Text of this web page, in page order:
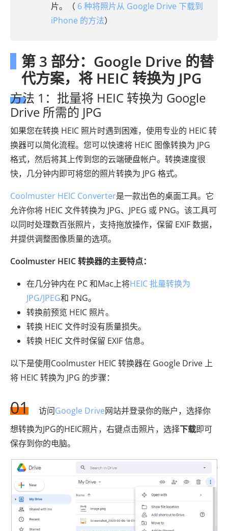
片。（ 6 种将照片从 Google Drive 下载到
iPhone 的方法）
第 3 部分：Google Drive 的替
代方案，将 HEIC 转换为 JPG
方法 1：批量将 HEIC 转换为 Google
Drive 所需的 JPG
如果您在转换 HEIC 照片时遇到困难，使用专业的 HEIC 转
换器可以简化流程。您可以快速将 HEIC 图像转换为 JPG
格式，然后将其上传到您的云端硬盘帐户。转换速度很
快，几分钟内即可将您的照片转换为 JPG 格式。
Coolmuster HEIC Converter是一款出色的桌面工具。它
允许你将 HEIC 文件转换为 JPG、JPEG 或 PNG。该工具可
以同时处理数百张照片，支持拖放操作，保留 EXIF 数据，
并提供调整图像质量的选项。
Coolmuster HEIC 转换器的主要特点：
在几分钟内在 PC 和Mac上将HEIC 批量转换为
JPG/JPEG和 PNG。
转换前预览 HEIC 照片。
转换 HEIC 文件时没有质量损失。
转换 HEIC 文件时保留 EXIF 信息。
以下是使用Coolmuster HEIC 转换器在 Google Drive 上
将 HEIC 转换为 JPG 的步骤：
01 访问Google Drive网站并登录你的账户，选择你
想转换为JPG的HEIC照片，右键点击照片，选择下载即可
保存到你的电脑。